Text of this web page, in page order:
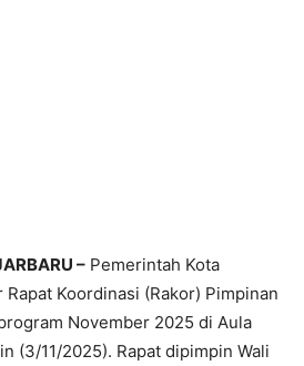
– Pemerintah Kota
Koordinasi (Rakor) Pimpinan
November 2025 di Aula
(3/11/2025). Rapat dipimpin Wali